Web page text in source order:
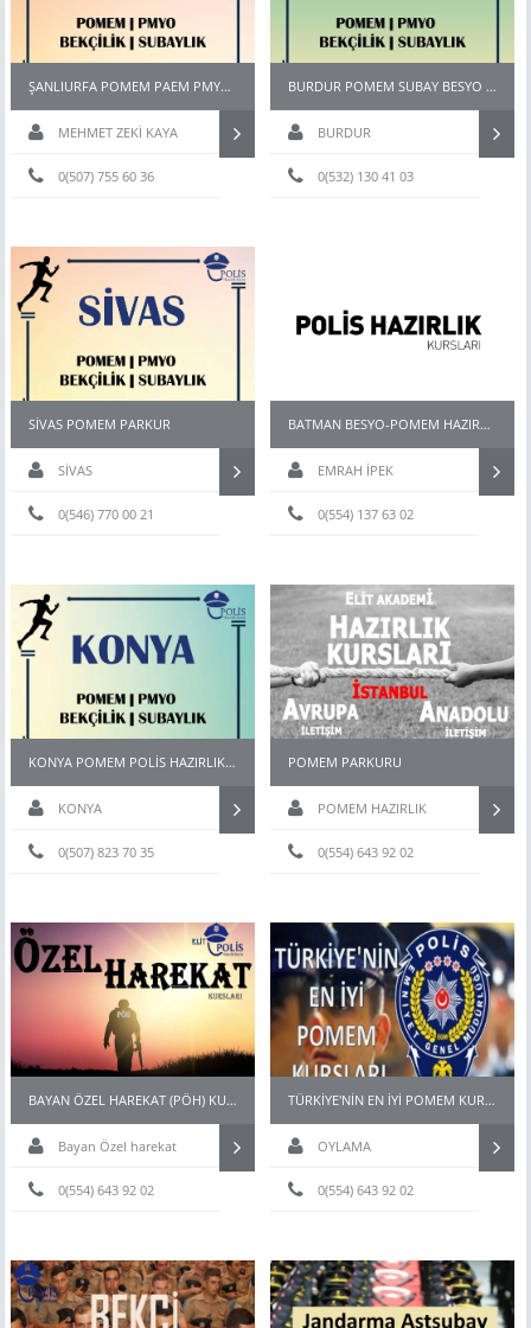
ŞANLIURFA POMEM PAEM PMYO PÖH BEKÇİ KURSU
MEHMET ZEKİ KAYA
0(507) 755 60 36
BURDUR POMEM SUBAY BESYO HAZIRLIK KURSU
BURDUR
0(532) 130 41 03
SİVAS POMEM PARKUR
SİVAS
0(546) 770 00 21
BATMAN BESYO-POMEM HAZIRLIK KURSU
EMRAH İPEK
0(554) 137 63 02
KONYA POMEM POLİS HAZIRLIK KURSU
KONYA
0(507) 823 70 35
POMEM PARKURU
POMEM HAZIRLIK
0(554) 643 92 02
BAYAN ÖZEL HAREKAT (PÖH) KURSLARI
Bayan Özel harekat
kursu0(554) 643 92 02
TÜRKİYE'NİN EN İYİ POMEM KURSLARI
OYLAMA
0(554) 643 92 02